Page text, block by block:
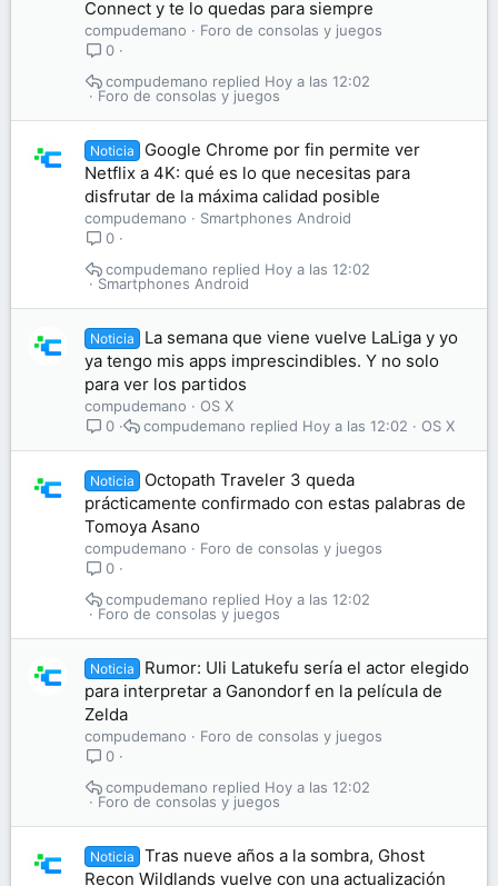
Connect y te lo quedas para siempre
compudemano
Foro de consolas y juegos
0
Foro de consolas y juegos
Hoy a las 12:02
compudemano
Noticia
Google Chrome por fin permite ver
Netflix a 4K: qué es lo que necesitas para
disfrutar de la máxima calidad posible
compudemano
Smartphones Android
0
Smartphones Android
Hoy a las 12:02
compudemano
Noticia
La semana que viene vuelve LaLiga y yo
ya tengo mis apps imprescindibles. Y no solo
para ver los partidos
compudemano
OS X
0
OS X
Hoy a las 12:02
compudemano
Noticia
Octopath Traveler 3 queda
prácticamente confirmado con estas palabras de
Tomoya Asano
compudemano
Foro de consolas y juegos
0
Foro de consolas y juegos
Hoy a las 12:02
compudemano
Noticia
Rumor: Uli Latukefu sería el actor elegido
para interpretar a Ganondorf en la película de
Zelda
compudemano
Foro de consolas y juegos
0
Foro de consolas y juegos
Hoy a las 12:02
compudemano
Noticia
Tras nueve años a la sombra, Ghost
Recon Wildlands vuelve con una actualización